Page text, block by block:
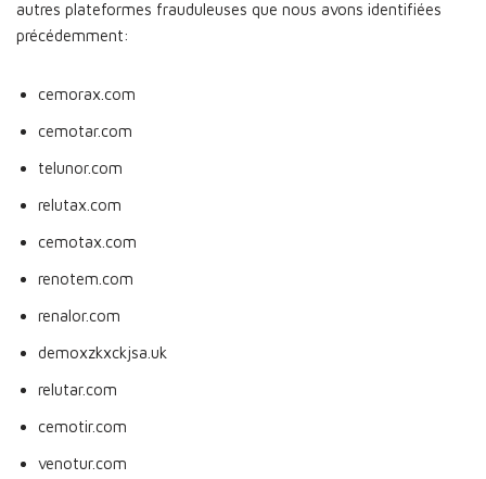
autres plateformes frauduleuses que nous avons identifiées
précédemment:
cemorax.com
cemotar.com
telunor.com
relutax.com
cemotax.com
renotem.com
renalor.com
demoxzkxckjsa.uk
relutar.com
cemotir.com
venotur.com